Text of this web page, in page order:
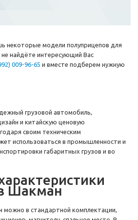
некоторые модели полуприцепов для
не найдёте интересующий Вас
009-96-65 и вместе подберем нужную
грузовой автомобиль,
и китайскую ценовую
своим техническим
использоваться в промышленности и
габаритных грузов и во
Шакман
можно в стандартной комплектации,